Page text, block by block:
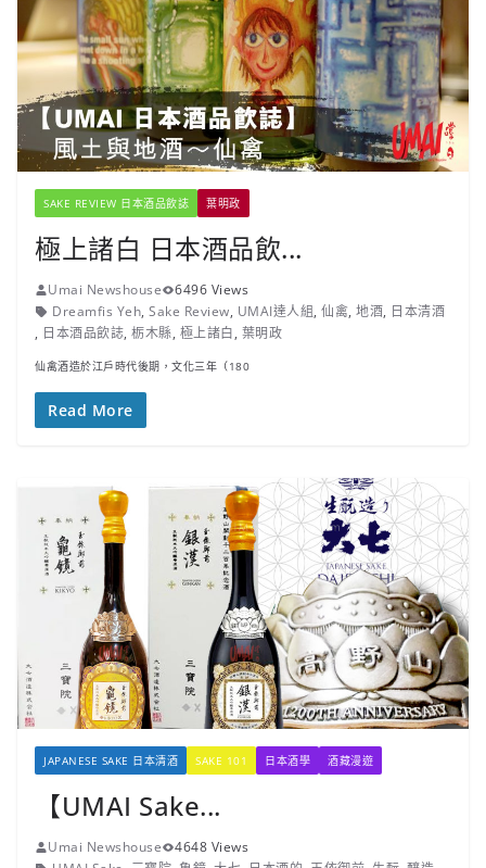
SAKE REVIEW 日本酒品飲誌 葉明政
極上諸白 日本酒品飲...
Umai Newshouse
6496 Views
Dreamfis Yeh, Sake Review, UMAI達人組, 仙禽, 地酒, 日本清酒
, 日本酒品飲誌, 栃木縣, 極上諸白, 葉明政
仙禽酒造於江戶時代後期，文化三年（180
Read More
JAPANESE SAKE 日本清酒 SAKE 101 日本酒學 酒藏漫遊
【UMAI Sake...
Umai Newshouse
4648 Views